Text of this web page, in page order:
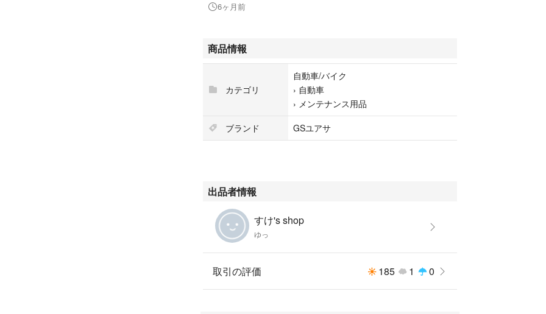
[ サイズ ]:高さ156㎜ 幅88㎜ 長さ177㎜ 液入り重量約6.3kg
電解液注入・充電済みタイプ/商品到着後すぐに車両への取り付け可能
※北海道、沖縄、離島への発送の場合＋3000円かかります。事前にコ
メントください。
#GSユアサ
6ヶ月前
商品情報
カテゴリ
自動車/バイク
› 自動車
› メンテナンス用品
ブランド
GSユアサ
出品者情報
すけ's shop
ゆっ
取引の評価 185 1 0